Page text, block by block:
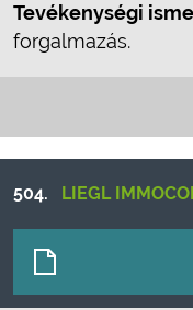
Tevékenységi
forgalmazás.
504. LIEGL